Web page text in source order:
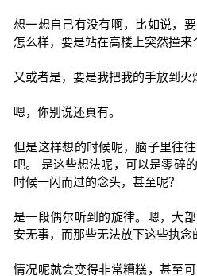
想一想自己有没有啊，比如说，
怎么样，要是站在高楼上突然撞来
又或者是，要是我把我的手放到火
嗯，你别说还真有。
但是这样想的时候呢，脑子里往
吧。 是这些想法呢，可以是零碎
时候一闪而过的念头，甚至呢？
是一段偶尔听到的旋律。嗯，大
安无事，而那些无法放下这些执念
情况呢就会变得非常糟糕，甚至